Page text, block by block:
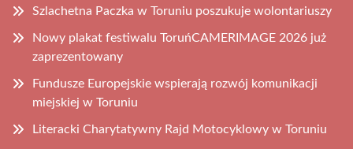
Szlachetna Paczka w Toruniu poszukuje wolontariuszy
Nowy plakat festiwalu ToruńCAMERIMAGE 2026 już
zaprezentowany
Fundusze Europejskie wspierają rozwój komunikacji
miejskiej w Toruniu
Literacki Charytatywny Rajd Motocyklowy w Toruniu